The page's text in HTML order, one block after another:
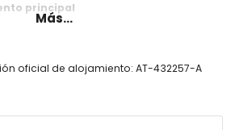
principal
batidora, tostadora, exprimidor y
Más...
oficial de alojamiento: AT-432257-A